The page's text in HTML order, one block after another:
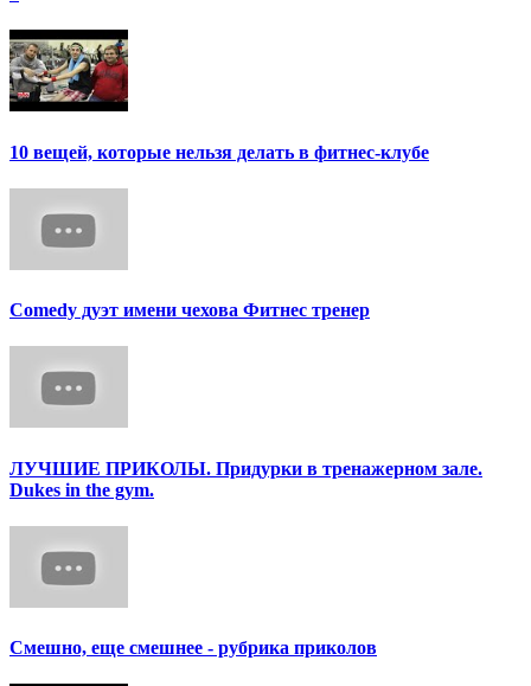
10 вещей, которые нельзя делать в фитнес-клубе
Сomedy дуэт имени чехова Фитнес тренер
ЛУЧШИЕ ПРИКОЛЫ. Придурки в тренажерном зале.
Dukes in the gym.
Смешно, еще смешнее - рубрика приколов